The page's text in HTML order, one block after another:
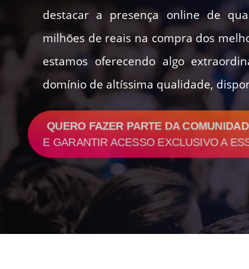
destacar a presença online de
milhões de reais na compra dos
estamos oferecendo algo
domínio de altíssima qualidade,
QUERO FAZER PARTE DA
E GARANTIR ACESSO EXCLUSIVO A